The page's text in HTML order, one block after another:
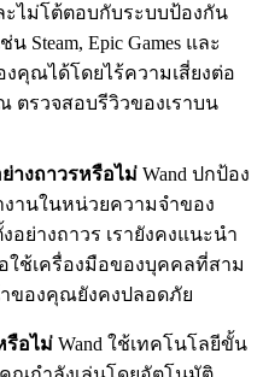
ะไม่โต้ตอบกับระบบป้องกัน
Steam, Epic Games และ
คุณได้โดยไร้ความเสี่ยงต่อ
รวจสอบรีวิวของเราบน
างถาวรหรือไม่ Wand ปกป้อง
านในหน่วยความจำของ
ย่างถาวร เรายังคงแนะนำ
ช้เครื่องมือของบุคคลที่สาม
ของคุณยังคงปลอดภัย
รือไม่ Wand ใช้เทคโนโลยีขั้น